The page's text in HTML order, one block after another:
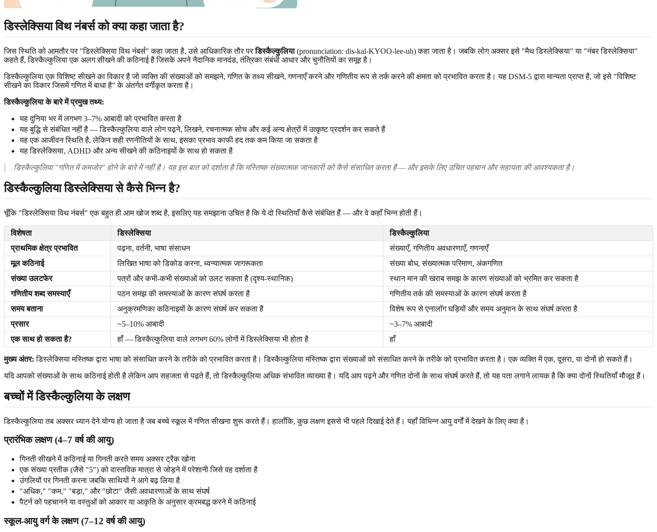
डिस्लेक्सिया विथ नंबर्स को क्या कहा जाता है?
जिस स्थिति को आमतौर पर "डिस्लेक्सिया विथ नंबर्स" कहा जाता है, उसे आधिकारिक तौर परडिस्कैल्कुलिया(pronunciation: dis-kal-KYOO-lee-uh) कहा जाता है। जबकि लोग अक्सर इसे "मैथ डिस्लेक्सिया" या "नंबर डिस्लेक्सिया"
कहते हैं, डिस्कैल्कुलिया एक अलग सीखने की कठिनाई है जिसके अपने नैदानिक मानदंड, तंत्रिका संबंधी आधार और चुनौतियों का समूह है।
डिस्कैल्कुलिया एक विशिष्ट सीखने का विकार है जो व्यक्ति की संख्याओं को समझने, गणित के तथ्य सीखने, गणनाएँ करने और गणितीय रूप से तर्क करने की क्षमता को प्रभावित करता है। यह DSM-5 द्वारा मान्यता प्राप्त है, जो इसे "विशिष्ट
सीखने का विकार जिसमें गणित में बाधा है" के अंतर्गत वर्गीकृत करता है।
डिस्कैल्कुलिया के बारे में प्रमुख तथ्य:
यह दुनिया भर में लगभग 3–7% आबादी को प्रभावित करता है
यह बुद्धि से संबंधित नहीं है — डिस्कैल्कुलिया वाले लोग पढ़ने, लिखने, रचनात्मक सोच और कई अन्य क्षेत्रों में उत्कृष्ट प्रदर्शन कर सकते हैं
यह एक आजीवन स्थिति है, लेकिन सही रणनीतियों के साथ, इसका प्रभाव काफी हद तक कम किया जा सकता है
यह डिस्लेक्सिया, ADHD और अन्य सीखने की कठिनाइयों के साथ हो सकता है
डिस्कैल्कुलिया "गणित में कमजोर" होने के बारे में नहीं है। यह इस बात को दर्शाता है कि मस्तिष्क संख्यात्मक जानकारी को कैसे संसाधित करता है — और इसके लिए उचित पहचान और सहायता की आवश्यकता है।
डिस्कैल्कुलिया डिस्लेक्सिया से कैसे भिन्न है?
चूँकि "डिस्लेक्सिया विथ नंबर्स" एक बहुत ही आम खोज शब्द है, इसलिए यह समझाना उचित है कि ये दो स्थितियाँ कैसे संबंधित हैं — और वे कहाँ भिन्न होती हैं।
विशेषता डिस्लेक्सिया
डिस्कैल्कुलिया
प्राथमिक क्षेत्र प्रभावित
पढ़ना, वर्तनी, भाषा संसाधन
संख्याएँ, गणितीय अवधारणाएँ, गणनाएँ
मूल कठिनाई
लिखित भाषा को डिकोड करना, ध्वन्यात्मक जागरूकता
संख्या बोध, संख्यात्मक परिमाण, अंकगणित
संख्या उलटफेर
पत्रों और कभी-कभी संख्याओं को उलट सकता है (दृश्य-स्थानिक)
स्थान मान की खराब समझ के कारण संख्याओं को भ्रमित कर सकता है
गणितीय शब्द समस्याएँ
पठन समझ की समस्याओं के कारण संघर्ष करता है
गणितीय तर्क की समस्याओं के कारण संघर्ष करता है
समय बताना
अनुक्रमणिका कठिनाइयों के कारण संघर्ष कर सकता है
विशेष रूप से एनालॉग घड़ियों और समय अनुमान के साथ संघर्ष करता है
प्रसार
~5–10% आबादी
~3–7% आबादी
एक साथ हो सकता है?
हाँ — डिस्कैल्कुलिया वाले लगभग 60% लोगों में डिस्लेक्सिया भी होता है हाँ
मुख्य अंतर: डिस्लेक्सिया मस्तिष्क द्वारा भाषा को संसाधित करने के तरीके को प्रभावित करता है। डिस्कैल्कुलिया मस्तिष्क द्वारा संख्याओं को संसाधित करने के तरीके को प्रभावित करता है। एक व्यक्ति में एक, दूसरा, या दोनों हो सकते हैं।
यदि आपको संख्याओं के साथ कठिनाई होती है लेकिन आप सहजता से पढ़ते हैं, तो डिस्कैल्कुलिया अधिक संभावित व्याख्या है। यदि आप पढ़ने और गणित दोनों के साथ संघर्ष करते हैं, तो यह पता लगाने लायक है कि क्या दोनों स्थितियाँ मौजूद हैं।
बच्चों में डिस्कैल्कुलिया के लक्षण
डिस्कैल्कुलिया तब अक्सर ध्यान देने योग्य हो जाता है जब बच्चे स्कूल में गणित सीखना शुरू करते हैं। हालाँकि, कुछ लक्षण इससे भी पहले दिखाई देते हैं। यहाँ विभिन्न आयु वर्गों में देखने के लिए क्या है।
प्रारंभिक लक्षण (4–7 वर्ष की आयु)
गिनती सीखने में कठिनाई या गिनती करते समय अक्सर ट्रैक खोना
एक संख्या प्रतीक (जैसे "5") को वास्तविक मात्रा से जोड़ने में परेशानी जिसे वह दर्शाता है
उंगलियों पर गिनती करना जबकि साथियों ने आगे बढ़ लिया है
"अधिक," "कम," "बड़ा," और "छोटा" जैसी अवधारणाओं के साथ संघर्ष
पैटर्न को पहचानने या वस्तुओं को आकार या आकृति के अनुसार क्रमबद्ध करने में कठिनाई
स्कूल-आयु वर्ग के लक्षण (7–12 वर्ष की आयु)